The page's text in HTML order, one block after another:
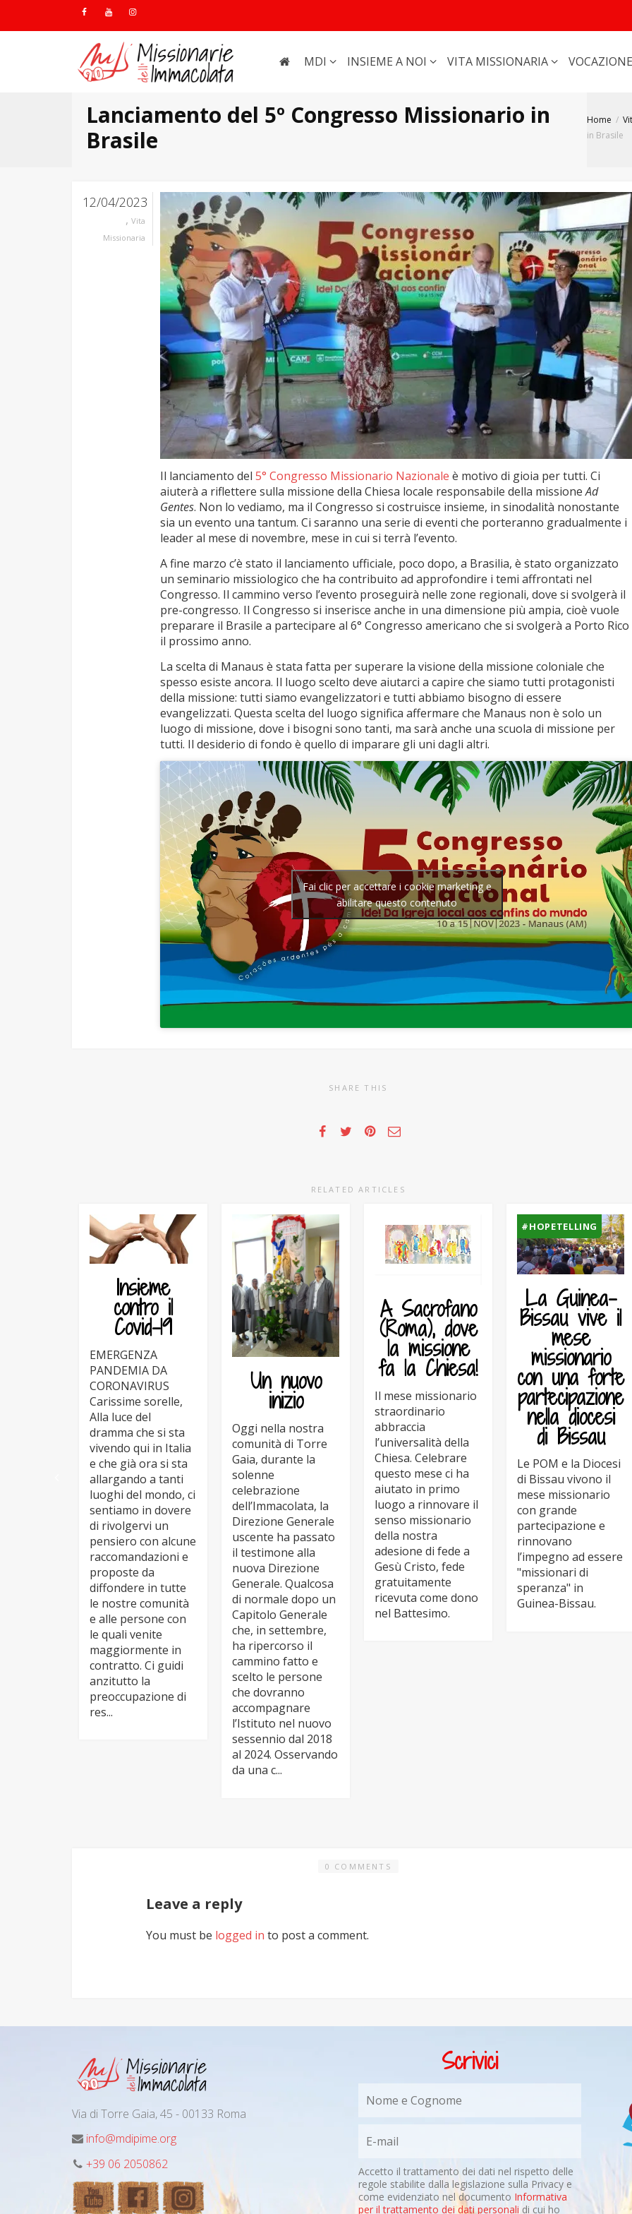
MDI INSIEME A NOI VITA MISSIONARIA VOCAZIONE
Lanciamento del 5º Congresso Missionario in
Brasile
Home
in Brasile
12/04/2023
, Vita
Missionaria
Il lanciamento del 5° Congresso Missionario Nazionale è motivo di gioia per tutti. Ci
aiuterà a riflettere sulla missione della Chiesa locale responsabile della missioneAd
Gentes. Non lo vediamo, ma il Congresso si costruisce insieme, in sinodalità nonostante
sia un evento una tantum. Ci saranno una serie di eventi che porteranno gradualmente i
leader al mese di novembre, mese in cui si terrà l’evento.
A fine marzo c’è stato il lanciamento ufficiale, poco dopo, a Brasilia, è stato organizzato
un seminario missiologico che ha contribuito ad approfondire i temi affrontati nel
Congresso. Il cammino verso l’evento proseguirà nelle zone regionali, dove si svolgerà il
pre-congresso. Il Congresso si inserisce anche in una dimensione più ampia, cioè vuole
preparare il Brasile a partecipare al 6° Congresso americano che si svolgerà a Porto Rico
il prossimo anno.
La scelta di Manaus è stata fatta per superare la visione della missione coloniale che
spesso esiste ancora. Il luogo scelto deve aiutarci a capire che siamo tutti protagonisti
della missione: tutti siamo evangelizzatori e tutti abbiamo bisogno di essere
evangelizzati. Questa scelta del luogo significa affermare che Manaus non è solo un
luogo di missione, dove i bisogni sono tanti, ma sarà anche una scuola di missione per
tutti. Il desiderio di fondo è quello di imparare gli uni dagli altri.
Fai clic per accettare i cookie marketing e
abilitare questo contenuto
SHARE THIS
RELATED ARTICLES
Insieme
contro il
Covid-19
EMERGENZA
PANDEMIA DA
CORONAVIRUS
Carissime sorelle,
Alla luce del
dramma che si sta
vivendo qui in Italia
e che già ora si sta
allargando a tanti
luoghi del mondo, ci
sentiamo in dovere
di rivolgervi un
pensiero con alcune
raccomandazioni e
proposte da
diffondere in tutte
le nostre comunità
e alle persone con
le quali venite
maggiormente in
contratto. Ci guidi
anzitutto la
preoccupazione di
res...
Un nuovo
inizio
Oggi nella nostra
comunità di Torre
Gaia, durante la
solenne
celebrazione
dell’Immacolata, la
Direzione Generale
uscente ha passato
il testimone alla
nuova Direzione
Generale. Qualcosa
di normale dopo un
Capitolo Generale
che, in settembre,
ha ripercorso il
cammino fatto e
scelto le persone
che dovranno
accompagnare
l’Istituto nel nuovo
sessennio dal 2018
al 2024. Osservando
da una c...
A Sacrofano
(Roma), dove
la missione
fa la Chiesa!
Il mese missionario
straordinario
abbraccia
l’universalità della
Chiesa. Celebrare
questo mese ci ha
aiutato in primo
luogo a rinnovare il
senso missionario
della nostra
adesione di fede a
Gesù Cristo, fede
gratuitamente
ricevuta come dono
nel Battesimo.
#HOPETELLING
La Guinea-
Bissau vive il
mese
missionario
con una forte
partecipazione
nella diocesi
di Bissau
Le POM e la Diocesi
di Bissau vivono il
mese missionario
con grande
partecipazione e
rinnovano
l’impegno ad essere
"missionari di
speranza" in
Guinea-Bissau.
0 COMMENTS
Leave a reply
You must be logged in to post a comment.
Via di Torre Gaia, 45 - 00133 Roma
info@mdipime.org
+39 06 2050862
Scrivici
Accetto il trattamento dei dati nel rispetto delle
regole stabilite dalla legislazione sulla Privacy e
come evidenziato nel documento Informativa
per il trattamento dei dati personali di cui ho